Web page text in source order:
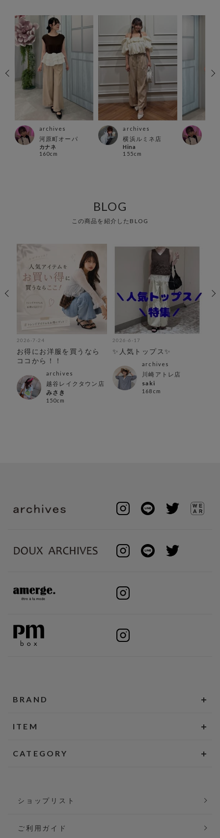
archives
河原町オーパ
カナネ
160cm
archives
横浜ルミネ店
Hina
155cm
BLOG
この商品を紹介したBLOG
2026-7-24
お得にお洋服を買うなら
ココから！！
archives
越谷レイクタウン店
みさき
150cm
2026-6-17
✨人気トップス✨
archives
川崎アトレ店
saki
168cm
BRAND
ITEM
CATEGORY
ショップリスト
ご利用ガイド